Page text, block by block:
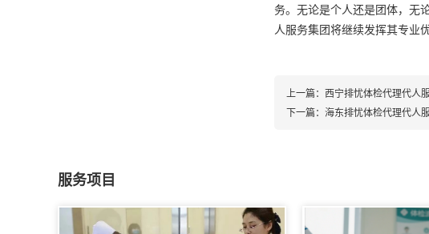
务。无论是个人还是团体，无
人服务集团将继续发挥其专业
上一篇： 西宁排忧体检代理代人
下一篇： 海东排忧体检代理代人
服务项目